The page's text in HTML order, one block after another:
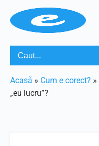
Acasã » Cum e corect? »
„eu lucru”?